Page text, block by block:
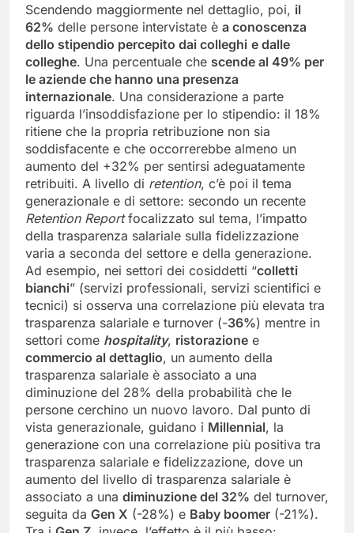
Scendendo maggiormente nel dettaglio, poi, il
62% delle persone intervistate è a conoscenza
dello stipendio percepito dai colleghi e dalle
colleghe. Una percentuale che scende al 49% per
le aziende che hanno una presenza
internazionale. Una considerazione a parte
riguarda l’insoddisfazione per lo stipendio: il 18%
ritiene che la propria retribuzione non sia
soddisfacente e che occorrerebbe almeno un
aumento del +32% per sentirsi adeguatamente
retribuiti. A livello di retention, c’è poi il tema
generazionale e di settore: secondo un recente
Retention Reportfocalizzato sul tema, l’impatto
della trasparenza salariale sulla fidelizzazione
varia a seconda del settore e della generazione.
Ad esempio, nei settori dei cosiddetti “colletti
bianchi” (servizi professionali, servizi scientifici e
tecnici) si osserva una correlazione più elevata tra
trasparenza salariale e turnover (-36%) mentre in
settori come hospitality, ristorazione e
commercio al dettaglio, un aumento della
trasparenza salariale è associato a una
diminuzione del 28% della probabilità che le
persone cerchino un nuovo lavoro. Dal punto di
vista generazionale, guidano i Millennial, la
generazione con una correlazione più positiva tra
trasparenza salariale e fidelizzazione, dove un
aumento del livello di trasparenza salariale è
associato a una diminuzione del 32% del turnover,
seguita da Gen X (-28%) e Baby boomer (-21%).